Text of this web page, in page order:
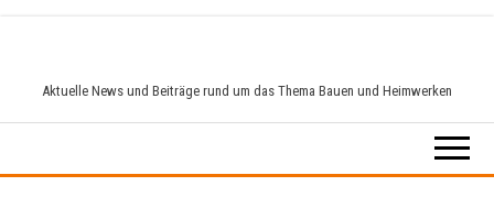
springenAktuelle News und Beiträge rund um das Thema Bauen und Heimwerken